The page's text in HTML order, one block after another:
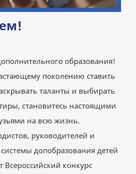
образования!
поколению ставить
таланты и выбирать
становитесь настоящими
на всю жизнь.
руководителей и
допобразования детей
конкурс